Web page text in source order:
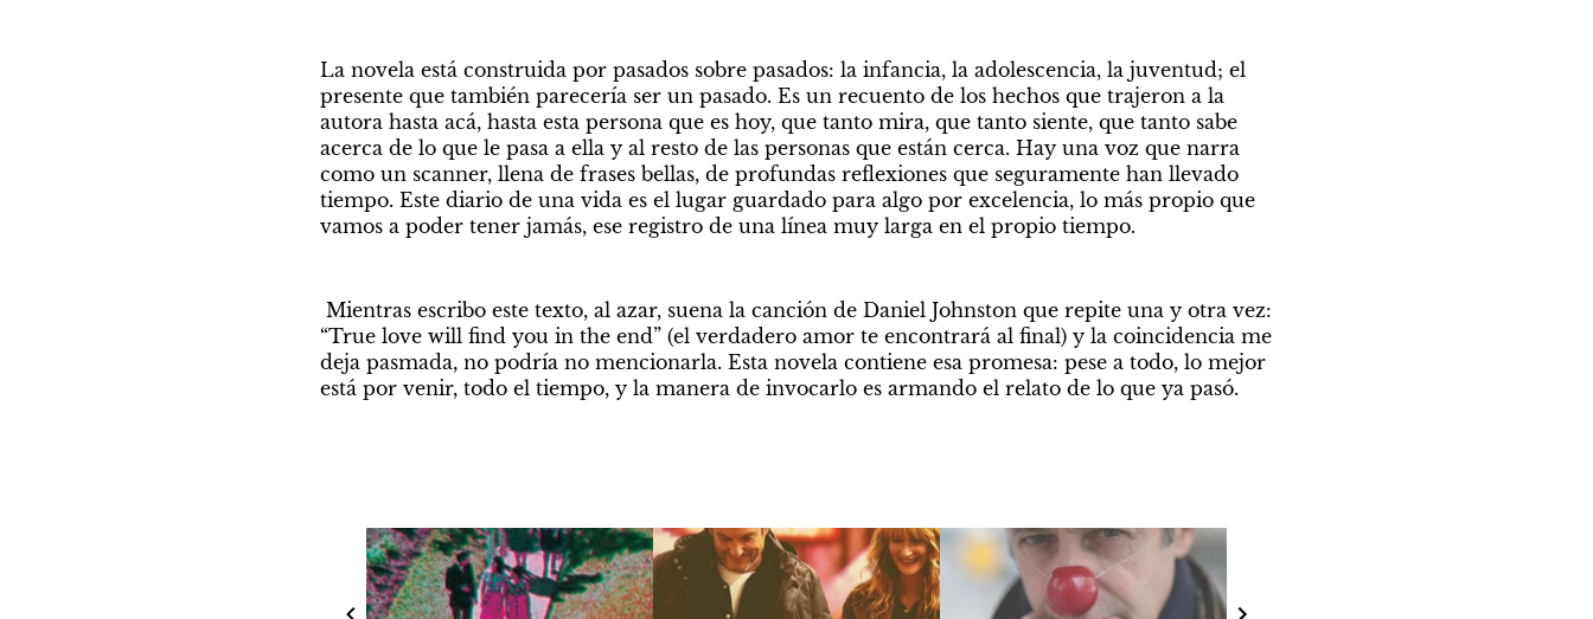
La novela está construida por pasados sobre pasados: la infancia, la adolescencia, la juventud; el
presente que también parecería ser un pasado. Es un recuento de los hechos que trajeron a la
autora hasta acá, hasta esta persona que es hoy, que tanto mira, que tanto siente, que tanto sabe
acerca de lo que le pasa a ella y al resto de las personas que están cerca. Hay una voz que narra
como un scanner, llena de frases bellas, de profundas reflexiones que seguramente han llevado
tiempo. Este diario de una vida es el lugar guardado para algo por excelencia, lo más propio que
vamos a poder tener jamás, ese registro de una línea muy larga en el propio tiempo.
“True love will find you in the end” (el verdadero amor te encontrará al final) y la coincidencia me
deja pasmada, no podría no mencionarla. Esta novela contiene esa promesa: pese a todo, lo mejor
está por venir, todo el tiempo, y la manera de invocarlo es armando el relato de lo que ya pasó.